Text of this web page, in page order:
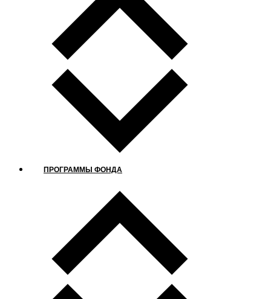
ПРОГРАММЫ ФОНДА